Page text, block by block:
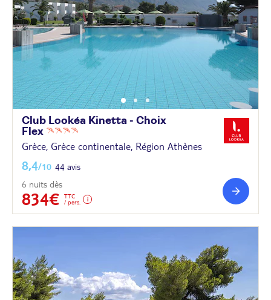
Club Lookéa Kinetta - Choix
Flex
Grèce, Grèce continentale, Région Athènes
8,4/10 44 avis
6 nuits dès
834€
TTC
/ pers.